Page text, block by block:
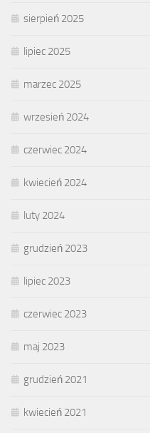
sierpień 2025
lipiec 2025
marzec 2025
wrzesień 2024
czerwiec 2024
kwiecień 2024
luty 2024
grudzień 2023
lipiec 2023
czerwiec 2023
maj 2023
grudzień 2021
kwiecień 2021